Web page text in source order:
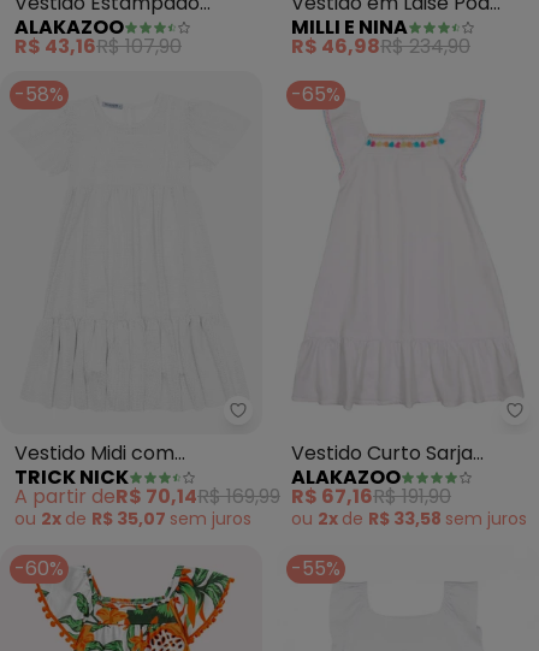
Infantil com Strass
(Branco)
ALAKAZOO
R$ 43,16R$ 107,90
(Branco)
MILLI E NINA
R$ 46,98R$ 234,90
-58%
Trick Nick - Vestido Midi com
Vestido Midi com
Sobreposicao (Branco)
TRICK NICK
A partir deR$ 70,14R$ 169,99
ou 2x de R$ 35,07 sem juros
-65%
Vestido Curto Sarja
Mangas Bordadas
(Branco)
ALAKAZOO
R$ 67,16R$ 191,90
ou 2x de R$ 33,58 sem juros
-60% -55%